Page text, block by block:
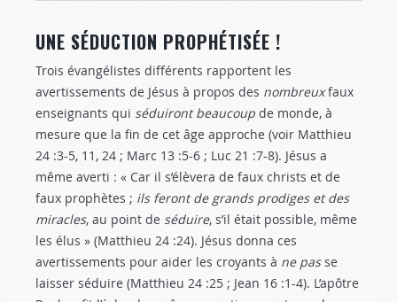
UNE SÉDUCTION PROPHÉTISÉE !
Trois évangélistes différents rapportent les
avertissements de Jésus à propos des nombreuxfaux
enseignants qui séduiront beaucoup de monde, à
mesure que la fin de cet âge approche (voir Matthieu
24 :3-5, 11, 24 ; Marc 13 :5-6 ; Luc 21 :7-8). Jésus a
même averti : « Car il s’élèvera de faux christs et de
faux prophètes ; ils feront de grands prodiges et des
miracles, au point de séduire, s’il était possible, même
les élus » (Matthieu 24 :24). Jésus donna ces
avertissements pour aider les croyants à ne passe
laisser séduire (Matthieu 24 :25 ; Jean 16 :1-4). L’apôtre